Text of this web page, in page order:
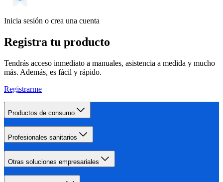
Inicia sesión o crea una cuenta
Registra tu producto
Tendrás acceso inmediato a manuales, asistencia a medida y mucho
más. Además, es fácil y rápido.
Registrarme
Productos de consumo
Profesionales sanitarios
Otras soluciones empresariales